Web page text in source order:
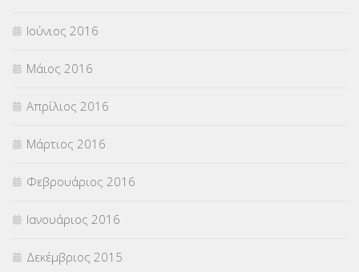
Ιούνιος 2016
Μάιος 2016
Απρίλιος 2016
Μάρτιος 2016
Φεβρουάριος 2016
Ιανουάριος 2016
Δεκέμβριος 2015